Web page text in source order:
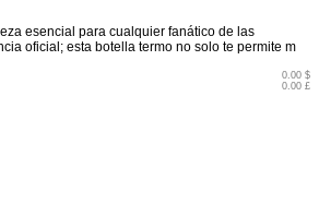
esencial para cualquier fanático de las
oficial; esta botella termo no solo te permite m
0.00 $
0.00 £